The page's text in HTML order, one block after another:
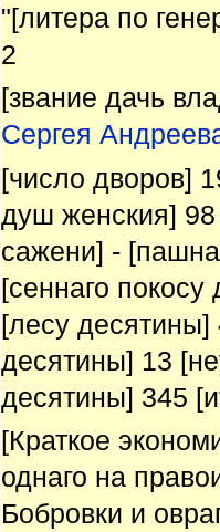
"[литера по
2
[звание дачь
Сергея
[число дворов]
душ женския]
сажени] -
[сеннаго
[лесу
десятины] 13
десятины] 345
[Краткое
однаго на
Бобровки и